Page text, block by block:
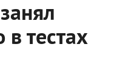
тестах